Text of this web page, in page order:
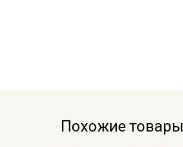
Похожие товары